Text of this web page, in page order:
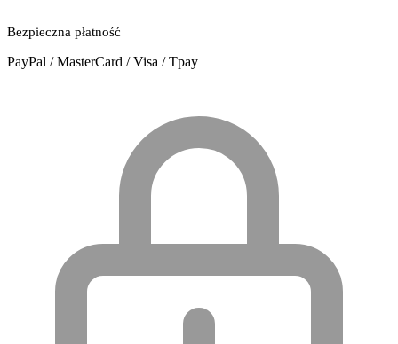
Bezpieczna płatność
PayPal / MasterCard / Visa / Tpay